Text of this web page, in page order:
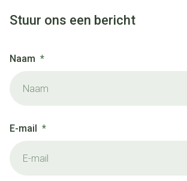
Stuur ons een bericht
Naam
E-mail